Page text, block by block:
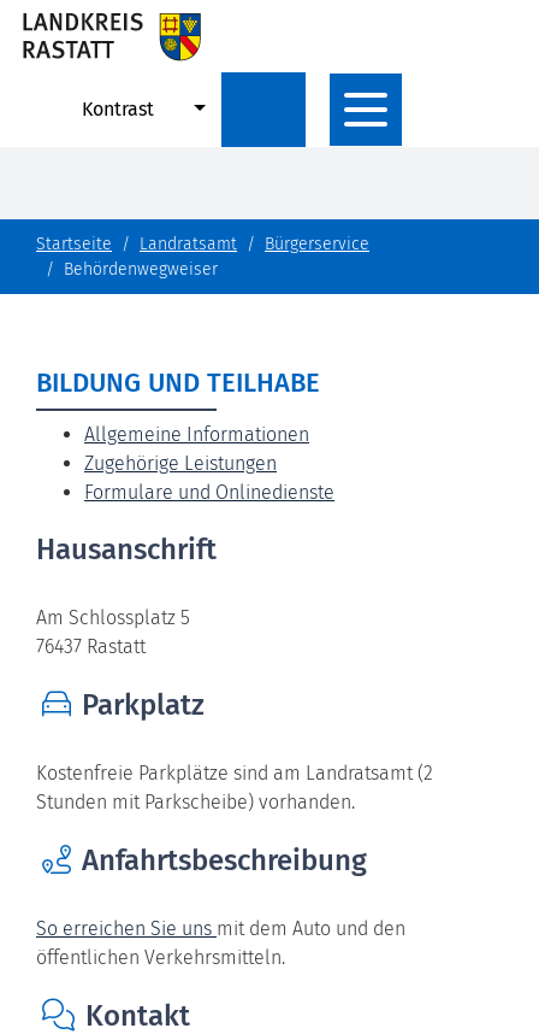
Kontrast
Startseite Landratsamt
Bürgerservice
Behördenwegweiser
BILDUNG UND TEILHABE
Allgemeine Informationen
Zugehörige Leistungen
Formulare und Onlinedienste
Hausanschrift
Am Schlossplatz 5
76437 Rastatt
Parkplatz
Kostenfreie Parkplätze sind am Landratsamt (2
Stunden mit Parkscheibe) vorhanden.
Anfahrtsbeschreibung
So erreichen Sie uns mit dem Auto und den
öffentlichen Verkehrsmitteln.
Kontakt